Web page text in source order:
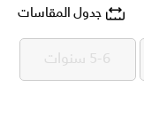
جدول المقاسات
5-6 سنوات 5-6 سنوات